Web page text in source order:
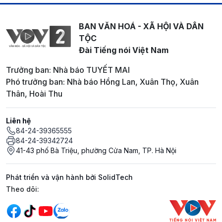
BAN VĂN HOÁ - XÃ HỘI VÀ DÂN
TỘC
Đài Tiếng nói Việt Nam
Trưởng ban: Nhà báo TUYẾT MAI
Phó trưởng ban: Nhà báo Hồng Lan, Xuân Thọ, Xuân
Thân, Hoài Thu
Liên hệ
84-24-39365555
84-24-39342724
41-43 phố Bà Triệu, phường Cửa Nam, TP. Hà Nội
Phát triển và vận hành bởi SolidTech
Mạng xã hội
Theo dõi: